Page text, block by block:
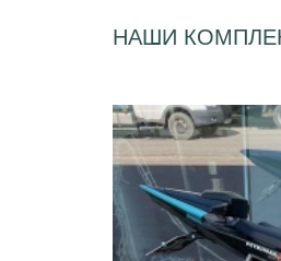
НАШИ